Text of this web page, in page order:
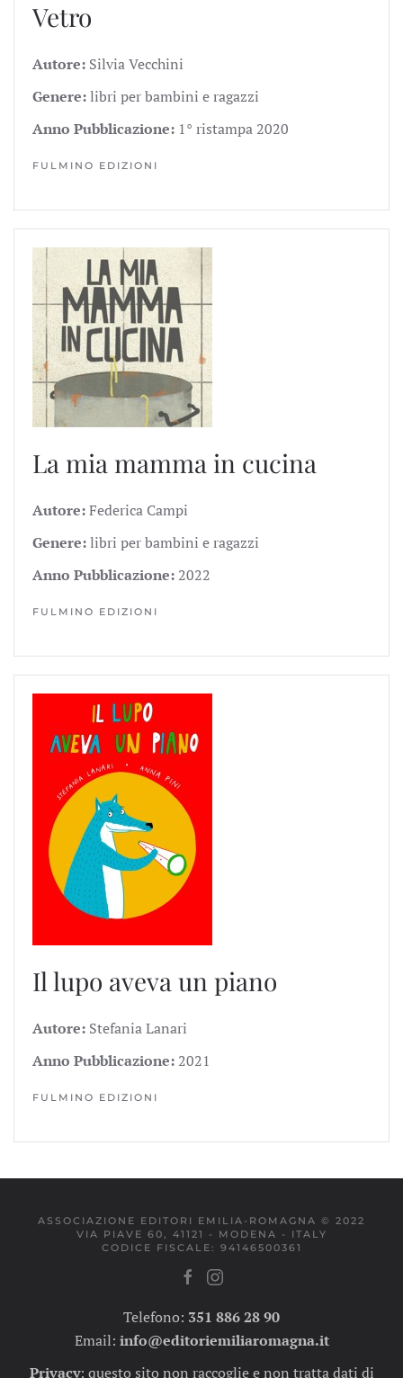
Vetro
Autore: Silvia Vecchini
Genere:libri per bambini e ragazzi
Anno Pubblicazione: 1° ristampa 2020
FULMINO EDIZIONI
La mia mamma in cucina
Autore:Federica Campi
Genere:libri per bambini e ragazzi
Anno Pubblicazione: 2022
FULMINO EDIZIONI
Il lupo aveva un piano
Autore: Stefania Lanari
Anno Pubblicazione: 2021
FULMINO EDIZIONI
ASSOCIAZIONE EDITORI EMILIA-ROMAGNA © 2022
VIA PIAVE 60, 41121 - MODENA - ITALY
CODICE FISCALE: 94146500361
Telefono: 351 886 28 90
Email: info@editoriemiliaromagna.it
Privacy: questo sito non raccoglie e non tratta dati di